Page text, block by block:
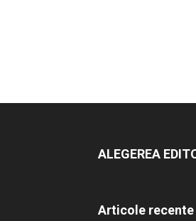
ALEGEREA
Articole recente